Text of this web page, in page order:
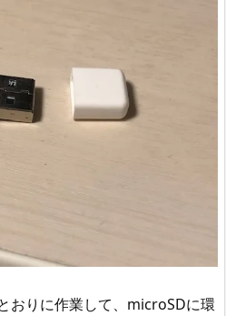
おりに作業して、microSDに環